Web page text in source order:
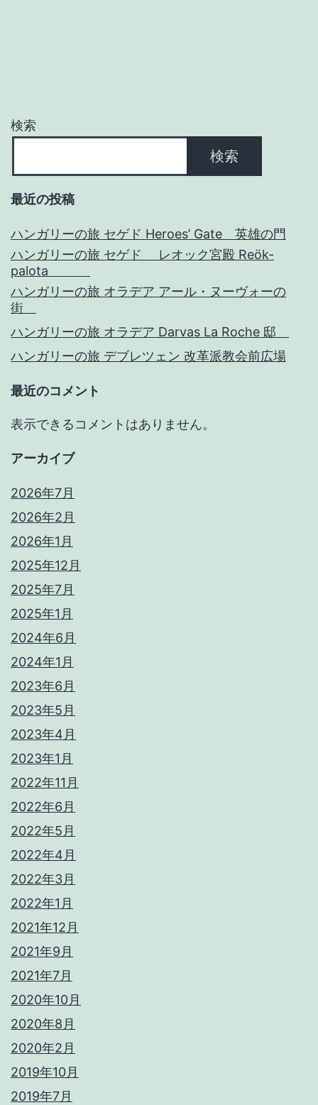
ン
検索
検索
最近の投稿
ハンガリーの旅 セゲド Heroes’ Gate 英雄の門
ハンガリーの旅 セゲド レオック宮殿 Reök-
palota
ハンガリーの旅 オラデア アール・ヌーヴォーの
街
ハンガリーの旅 オラデア Darvas La Roche 邸
ハンガリーの旅 デブレツェン 改革派教会前広場
最近のコメント
表示できるコメントはありません。
アーカイブ
2026年7月
2026年2月
2026年1月
2025年12月
2025年7月
2025年1月
2024年6月
2024年1月
2023年6月
2023年5月
2023年4月
2023年1月
2022年11月
2022年6月
2022年5月
2022年4月
2022年3月
2022年1月
2021年12月
2021年9月
2021年7月
2020年10月
2020年8月
2020年2月
2019年10月
2019年7月